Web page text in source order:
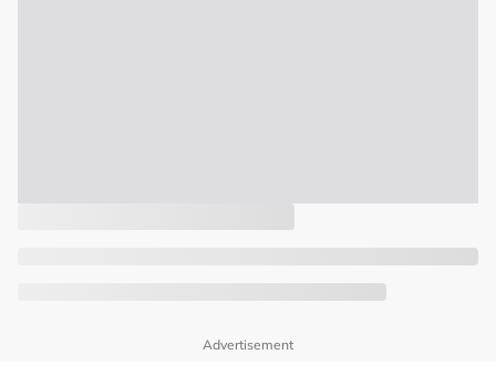
Advertisement